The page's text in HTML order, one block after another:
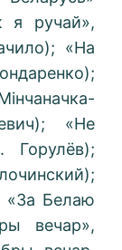
я ручай»,
«На
«Не
«За Белаю
вечар»,